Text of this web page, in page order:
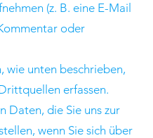
(z. B. eine E-Mail
oder
wie unten beschrieben,
erfassen.
Daten, die Sie uns zur
wenn Sie sich über